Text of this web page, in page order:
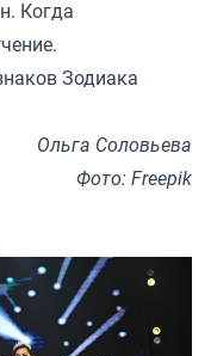
Когда
Зодиака
Ольга Соловьева
Фото: Freepik